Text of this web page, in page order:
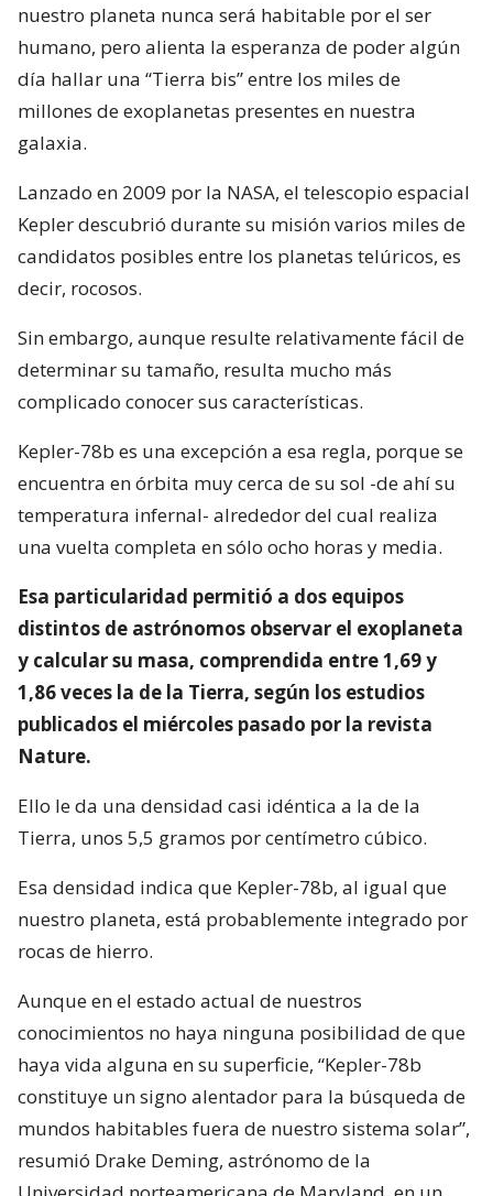
nuestro planeta nunca será habitable por el ser
humano, pero alienta la esperanza de poder algún
día hallar una “Tierra bis” entre los miles de
millones de exoplanetas presentes en nuestra
galaxia.
Lanzado en 2009 por la NASA, el telescopio espacial
Kepler descubrió durante su misión varios miles de
candidatos posibles entre los planetas telúricos, es
decir, rocosos.
Sin embargo, aunque resulte relativamente fácil de
determinar su tamaño, resulta mucho más
complicado conocer sus características.
Kepler-78b es una excepción a esa regla, porque se
encuentra en órbita muy cerca de su sol -de ahí su
temperatura infernal- alrededor del cual realiza
una vuelta completa en sólo ocho horas y media.
Esa particularidad permitió a dos equipos
distintos de astrónomos observar el exoplaneta
y calcular su masa, comprendida entre 1,69 y
1,86 veces la de la Tierra, según los estudios
publicados el miércoles pasado por la revista
Nature.
Ello le da una densidad casi idéntica a la de la
Tierra, unos 5,5 gramos por centímetro cúbico.
Esa densidad indica que Kepler-78b, al igual que
nuestro planeta, está probablemente integrado por
rocas de hierro.
Aunque en el estado actual de nuestros
conocimientos no haya ninguna posibilidad de que
haya vida alguna en su superficie, “Kepler-78b
constituye un signo alentador para la búsqueda de
mundos habitables fuera de nuestro sistema solar”,
resumió Drake Deming, astrónomo de la